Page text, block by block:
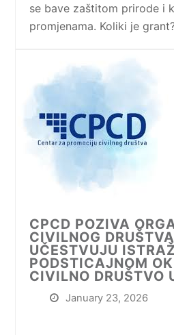
se bave zaštitom prirode i
promjenama. Koliki je
CPCD POZIVA
CIVILNOG
UČESTVUJU
PODSTICAJNOM
CIVILNO DRUŠTVO
January 23, 2026